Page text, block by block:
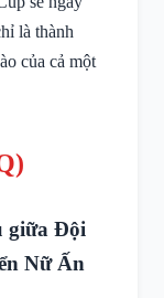
là thành
của cả một
giữa Đội
Nữ Ấn